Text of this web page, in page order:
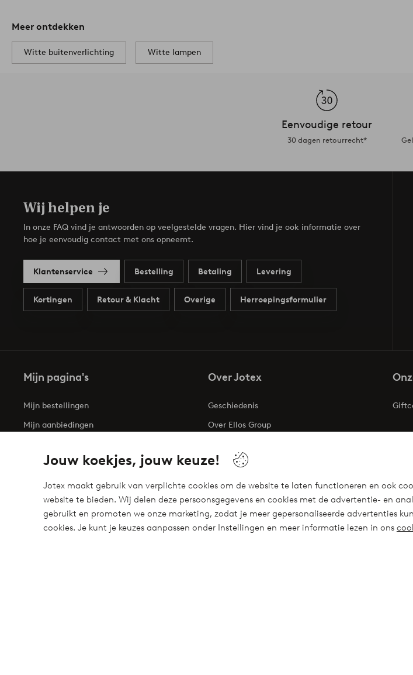
Jouw koekjes, jouw keuze!
Jotex maakt gebruik van verplichte cookies om de website te laten functioneren en ook
website te bieden. Wij delen deze persoonsgegevens en cookies met de advertentie- en
gebruikt en promoten we onze marketing, zodat je meer gepersonaliseerde advertenties
cookies. Je kunt je keuzes aanpassen onder Instellingen en meer informatie lezen in ons
Meer ontdekken
Witte buitenverlichting Witte lampen
Eenvoudige retour
30 dagen retourrecht*
Wij helpen je
In onze FAQ vind je antwoorden op veelgestelde vragen. Hier vind je ook informatie over
hoe je eenvoudig contact met ons opneemt.
Klantenservice Bestelling Betaling Levering
Kortingen Retour & Klacht Overige Herroepingsformulier
Mijn pagina's
Mijn bestellingen
Mijn aanbiedingen
Mijn retouren
Over Jotex
Geschiedenis
Over Ellos Group
Duurzaamheid
Toegankelijkheidsverklaring
Meet our friend Ellos